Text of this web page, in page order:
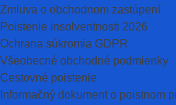
Zmluva o obchodnom zastúpení
Poistenie insolventnosti 2026
Ochrana súkromia GDPR
Všeobecné obchodné podmienky
Cestovné poistenie
Informačný dokument o poistnom